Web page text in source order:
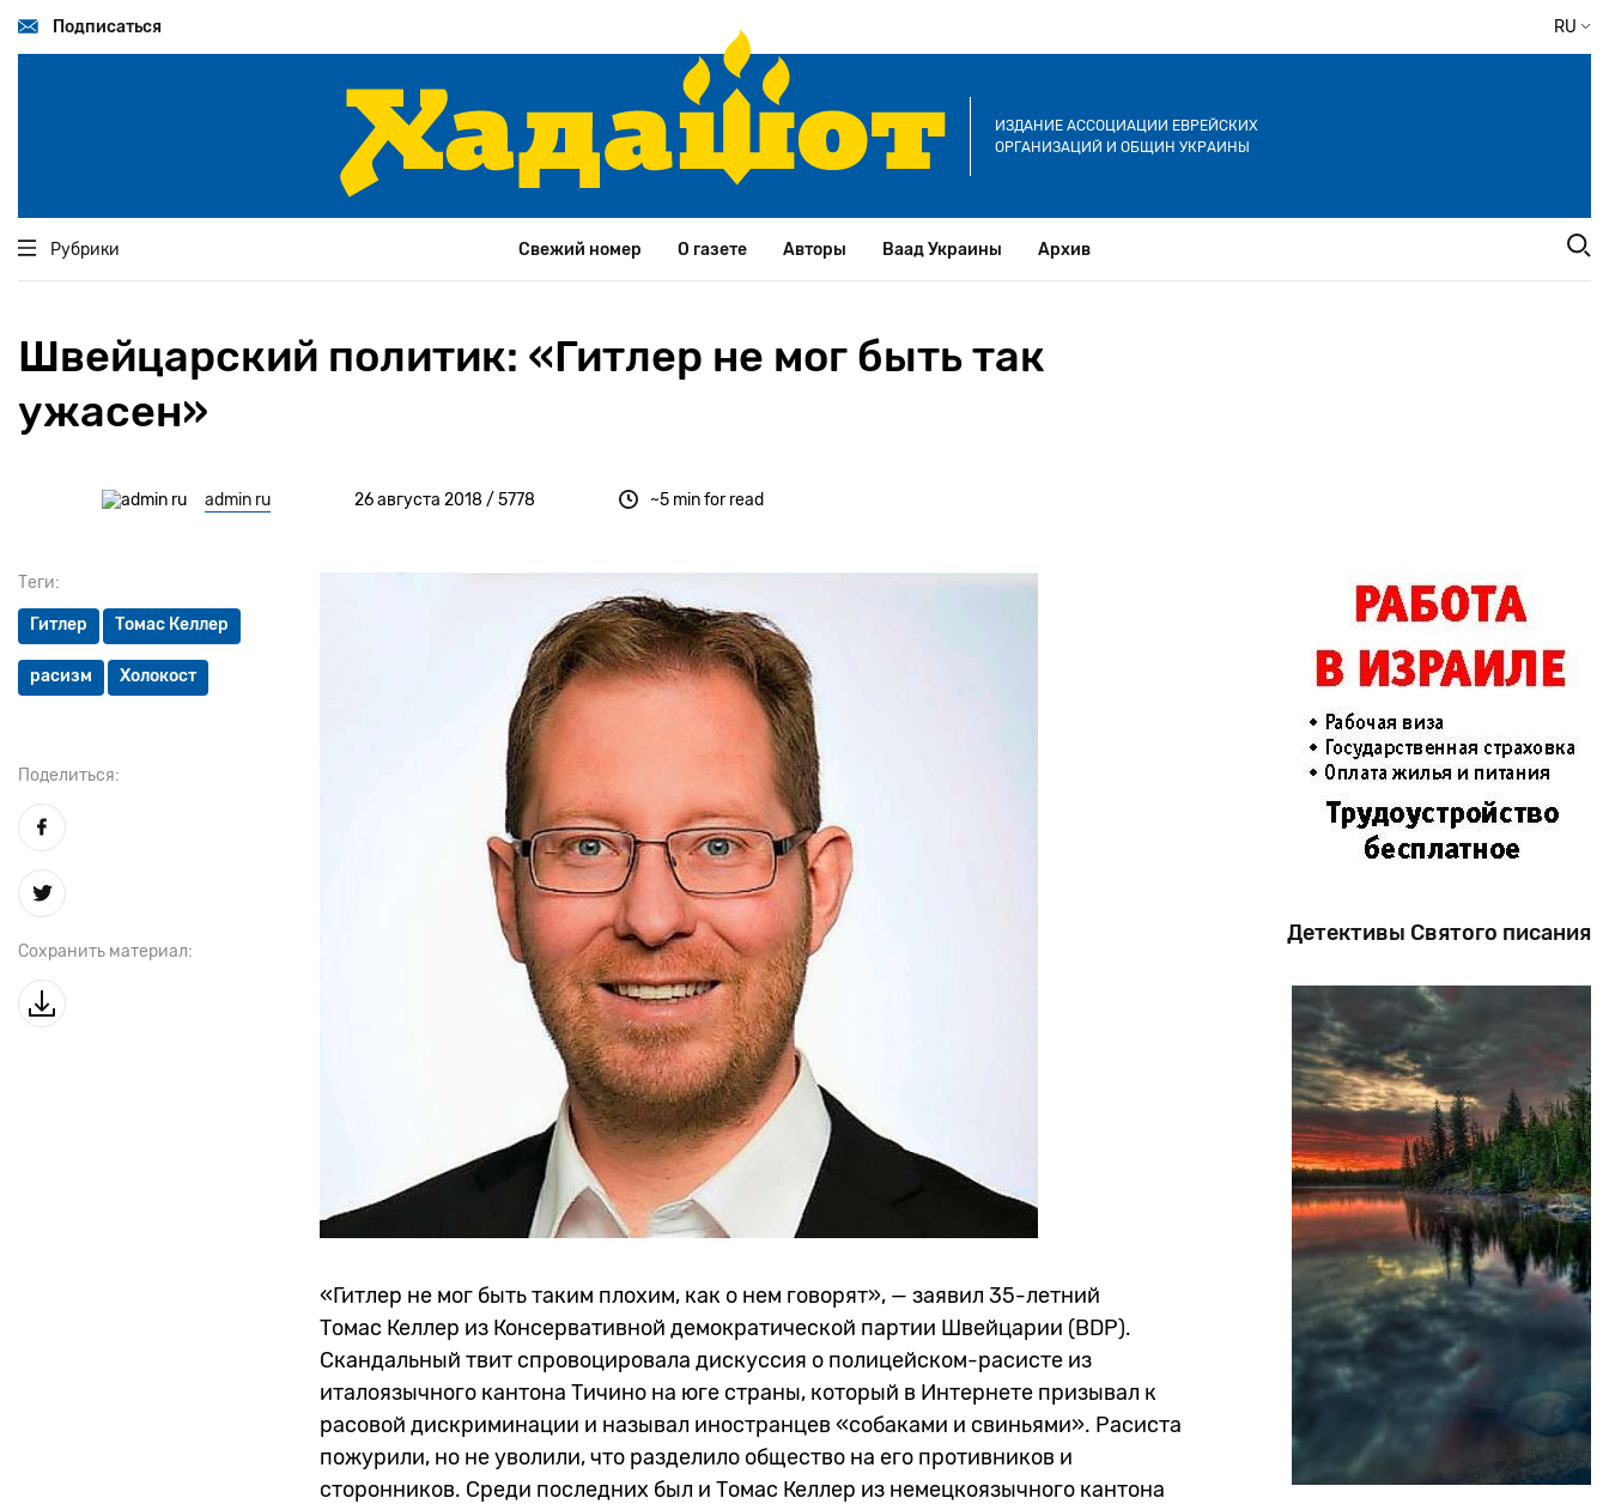
основномуПодписаться RU
ИЗДАНИЕ АССОЦИАЦИИ ЕВРЕЙСКИХ
ОРГАНИЗАЦИЙ И ОБЩИН УКРАИНЫ
Рубрики Свежий номер О газете Авторы Ваад Украины Архив
Швейцарский политик: «Гитлер не мог быть так
ужасен»
admin ru 26 августа 2018 / 5778 ~5 min for read
Теги:
Гитлер Томас Келлер
расизм Холокост
Поделиться:
Сохранить материал:
«Гитлер не мог быть таким плохим, как о нем говорят», — заявил 35-летний
Томас Келлер из Консервативной демократической партии Швейцарии (BDP).
Скандальный твит спровоцировала дискуссия о полицейском-расисте из
италоязычного кантона Тичино на юге страны, который в Интернете призывал к
расовой дискриминации и называл иностранцев «собаками и свиньями». Расиста
пожурили, но не уволили, что разделило общество на его противников и
сторонников. Среди последних был и Томас Келлер из немецкоязычного кантона
Детективы Святого писания